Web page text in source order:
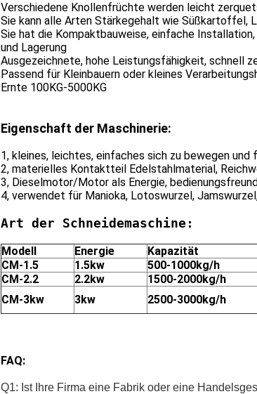
Verschiedene Knollenfrüchte werden leicht
Sie kann alle Arten Stärkegehalt wie Süßkartoffel,
Sie hat die Kompaktbauweise, einfache
und Lagerung
Ausgezeichnete, hohe Leistungsfähigkeit, schnell
Passend für Kleinbauern oder kleines
Ernte 100KG-5000KG
Eigenschaft der Maschinerie:
1, kleines, leichtes, einfaches sich zu bewegen und
2, materielles Kontaktteil Edelstahlmaterial,
3, Dieselmotor/Motor als Energie,
4, verwendet für Manioka, Lotoswurzel,
Art der Schneidemaschine:
Modell Energie Kapazität
CM-1.5
1.5kw 500-1000kg/h
CM-2.2
2.2kw 1500-2000kg/h
CM-3kw
3kw 2500-3000kg/h
FAQ:
Q1: Ist Ihre Firma eine Fabrik oder eine